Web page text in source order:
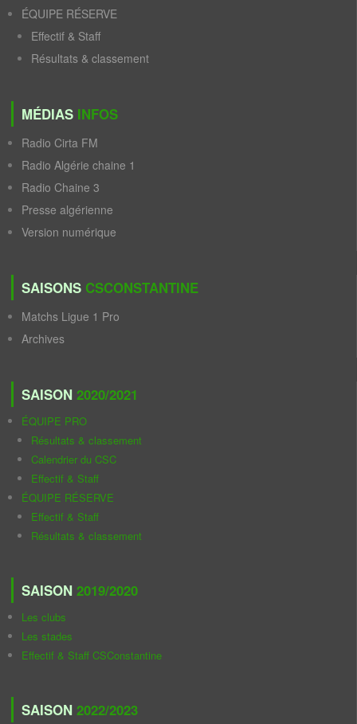
ÉQUIPE RÉSERVE
Effectif & Staff
Résultats & classement
MÉDIAS INFOS
Radio Cirta FM
Radio Algérie chaine 1
Radio Chaine 3
Presse algérienne
Version numérique
SAISONS CSCONSTANTINE
Matchs Ligue 1 Pro
Archives
SAISON 2020/2021
ÉQUIPE PRO
Résultats & classement
Calendrier du CSC
Effectif & Staff
ÉQUIPE RÉSERVE
Effectif & Staff
Résultats & classement
SAISON 2019/2020
Les clubs
Les stades
Effectif & Staff CSConstantine
SAISON 2022/2023